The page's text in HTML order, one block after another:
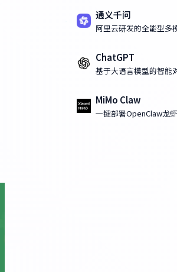
通义千问
阿里云研发的全能型多
ChatGPT
基于大语言模型的智能
MiMo Claw
一键部署OpenClaw龙